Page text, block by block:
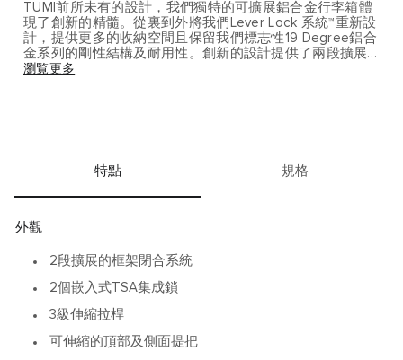
TUMI前所未有的設計，我們獨特的可擴展鋁合金行李箱體
現了創新的精髓。從裏到外將我們Lever Lock 系統™重新設
計，提供更多的收納空間且保留我們標志性19 Degree鋁合
金系列的剛性結構及耐用性。創新的設計提供了兩段擴展
功能，提高了旅行箱的實用性。
走天涯的驕傲。為了進一步增加您旅行箱包的獨特魅力，
我們隨箱包附贈了各種復古風格的裝飾貼紙。
瀏覧更多
特點 規格
外觀
2段擴展的框架閉合系統
2個嵌入式TSA集成鎖
3級伸縮拉桿
可伸縮的頂部及側面提把